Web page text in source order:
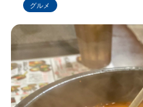
グルメ